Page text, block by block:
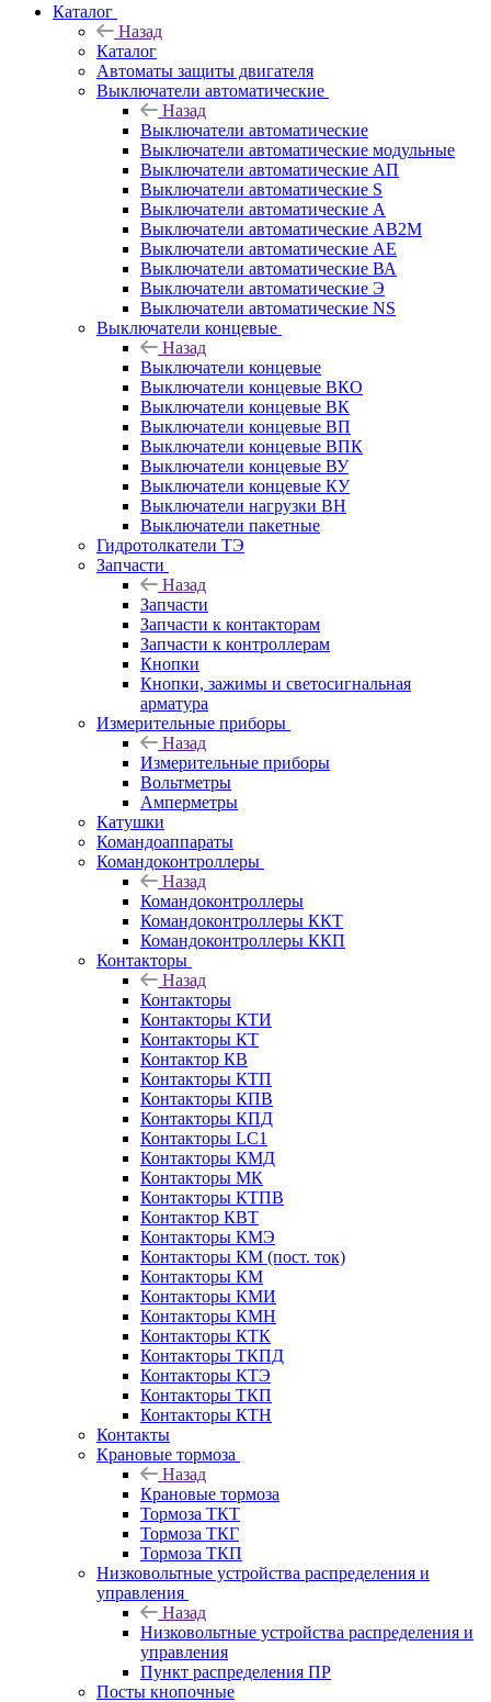
Каталог
Назад
Каталог
Автоматы защиты двигателя
Выключатели автоматические
Назад
Выключатели автоматические
Выключатели автоматические модульные
Выключатели автоматические АП
Выключатели автоматические S
Выключатели автоматические А
Выключатели автоматические АВ2М
Выключатели автоматические АЕ
Выключатели автоматические ВА
Выключатели автоматические Э
Выключатели автоматические NS
Выключатели концевые
Назад
Выключатели концевые
Выключатели концевые ВКО
Выключатели концевые ВК
Выключатели концевые ВП
Выключатели концевые ВПК
Выключатели концевые ВУ
Выключатели концевые КУ
Выключатели нагрузки ВН
Выключатели пакетные
Гидротолкатели ТЭ
Запчасти
Назад
Запчасти
Запчасти к контакторам
Запчасти к контроллерам
Кнопки
Кнопки, зажимы и светосигнальная
арматура
Измерительные приборы
Назад
Измерительные приборы
Вольтметры
Амперметры
Катушки
Командоаппараты
Командоконтроллеры
Назад
Командоконтроллеры
Командоконтроллеры ККТ
Командоконтроллеры ККП
Контакторы
Назад
Контакторы
Контакторы КТИ
Контакторы КТ
Контактор КВ
Контакторы КТП
Контакторы КПВ
Контакторы КПД
Контакторы LC1
Контакторы КМД
Контакторы МК
Контакторы КТПВ
Контактор КВТ
Контакторы КМЭ
Контакторы КМ (пост. ток)
Контакторы КМ
Контакторы КМИ
Контакторы КМН
Контакторы КТК
Контакторы ТКПД
Контакторы КТЭ
Контакторы ТКП
Контакторы КТН
Контакты
Крановые тормоза
Назад
Крановые тормоза
Тормоза ТКТ
Тормоза ТКГ
Тормоза ТКП
Низковольтные устройства распределения и
управления
Назад
Низковольтные устройства распределения и
управления
Пункт распределения ПР
Посты кнопочные